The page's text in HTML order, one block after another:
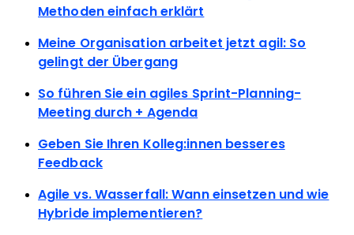
Methoden einfach erklärt
Meine Organisation arbeitet jetzt agil: So
gelingt der Übergang
So führen Sie ein agiles Sprint-Planning-
Meeting durch + Agenda
Geben Sie Ihren Kolleg:innen besseres
Feedback
Agile vs. Wasserfall: Wann einsetzen und wie
Hybride implementieren?